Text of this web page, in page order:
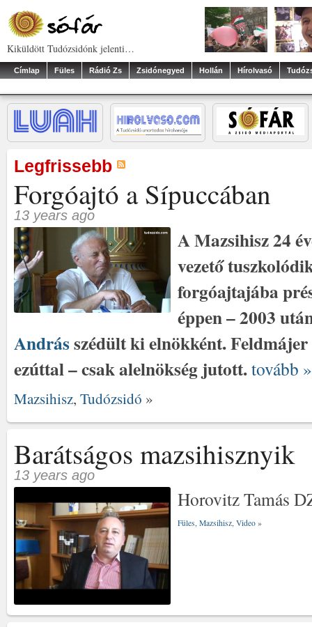
Kiküldött Tudózsidónk jelenti…
Címlap Füles Rádió Zs Zsidónegyed Hollán Hírolvasó
Legfrissebb
Forgóajtó a Sípuccában
13 years ago
A Mazsihisz 24
vezető
forgóajtajába
éppen – 2003
Andrásszédült ki elnökként.
ezúttal – csak alelnökség jutott.tovább »
Mazsihisz, Tudózsidó »
Barátságos mazsihisznyik
13 years ago
Horovitz Tamás
Füles, Mazsihisz, Video »